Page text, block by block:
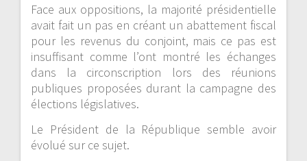
Face aux oppositions, la majorité présidentielle
avait fait un pas en créant un abattement fiscal
pour les revenus du conjoint, mais ce pas est
insuffisant comme l’ont montré les échanges
dans la circonscription lors des réunions
publiques proposées durant la campagne des
élections législatives.
Le Président de la République semble avoir
évolué sur ce sujet.